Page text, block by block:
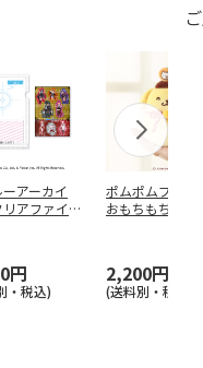
ーアーカイ
アファイル
円
・税込)
ポムポムプリン
おもちもちもち
2,200円
(送料別・税込)